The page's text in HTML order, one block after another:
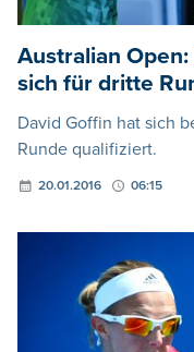
Australian
sich für dritte
David Goffin hat sich
Runde qualifiziert.
20.01.2016 06:15